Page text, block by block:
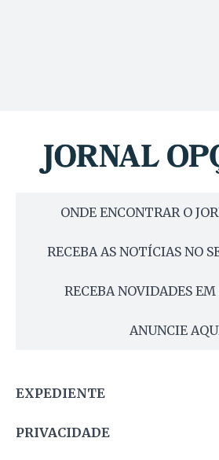
ONDE ENCONTRAR O
RECEBA AS NOTÍCIAS NO
RECEBA NOVIDADES
ANUNCIE
EXPEDIENTE
PRIVACIDADE